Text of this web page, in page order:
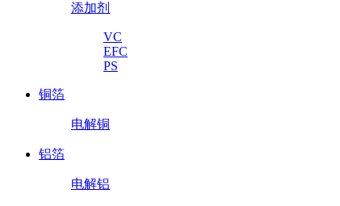
添加剂
VC
EFC
PS
铜箔
电解铜
铝箔
电解铝